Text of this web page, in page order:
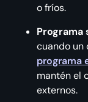
o fríos.
Programa
cuando un
programa
mantén el
externos.